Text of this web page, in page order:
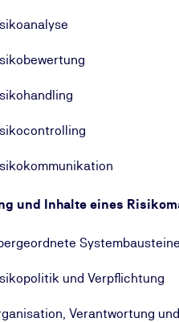
und Inhalte eines
und Verpflichtung
Verantwortung